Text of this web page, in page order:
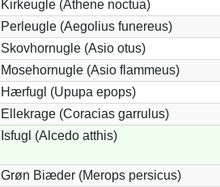
Kirkeugle (Athene noctua)
Perleugle (Aegolius funereus)
Skovhornugle (Asio otus)
Mosehornugle (Asio flammeus)
Hærfugl (Upupa epops)
Ellekrage (Coracias garrulus)
Isfugl (Alcedo atthis)
Grøn Biæder (Merops persicus)